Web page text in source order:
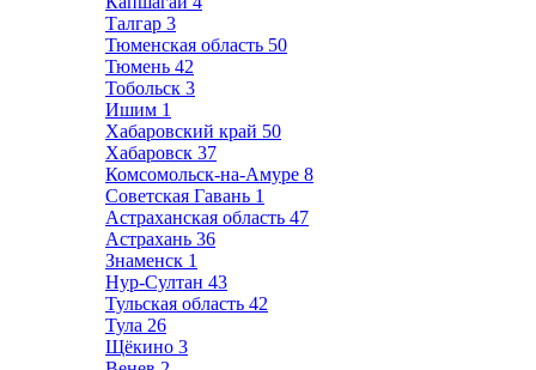
Талгар 3
Тюменская область 50
Тюмень 42
Тобольск 3
Ишим 1
Хабаровский край 50
Хабаровск 37
Комсомольск-на-Амуре 8
Советская Гавань 1
Астраханская область 47
Астрахань 36
Знаменск 1
Нур-Султан 43
Тульская область 42
Тула 26
Щёкино 3